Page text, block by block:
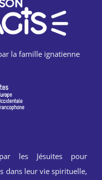
la famille ignatienne
les Jésuites pour
dans leur vie spirituelle,